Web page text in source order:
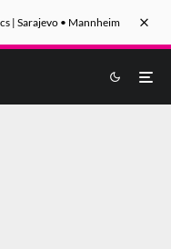
| Sarajevo • Mannheim